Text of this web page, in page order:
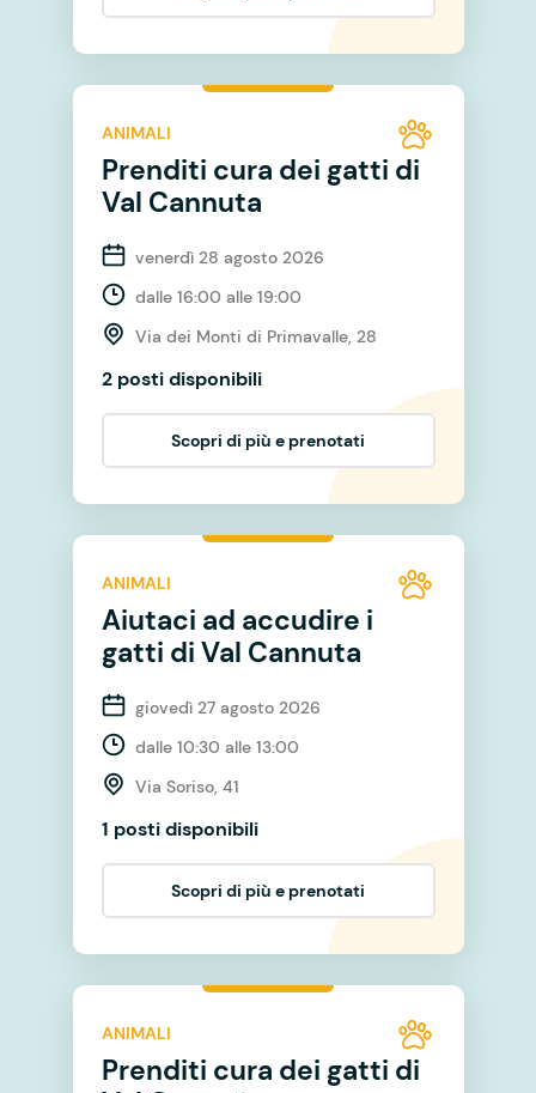
ANIMALI
Prenditi cura dei gatti di
Val Cannuta
venerdì 28 agosto 2026
dalle 16:00 alle 19:00
Via dei Monti di Primavalle, 28
2 posti disponibili
Scopri di più e prenotati
ANIMALI
Aiutaci ad accudire i
gatti di Val Cannuta
giovedì 27 agosto 2026
dalle 10:30 alle 13:00
Via Soriso, 41
1 posti disponibili
Scopri di più e prenotati
ANIMALI
Prenditi cura dei gatti di